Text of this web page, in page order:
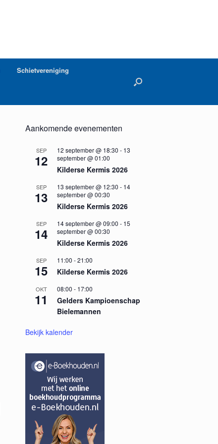
Schietvereniging
Aankomende evenementen
SEP
12
12 september @ 18:30 - 13
september @ 01:00
Kilderse Kermis 2026
SEP
13
13 september @ 12:30 - 14
september @ 00:30
Kilderse Kermis 2026
SEP
14
14 september @ 09:00 - 15
september @ 00:30
Kilderse Kermis 2026
SEP
15
11:00 -21:00
Kilderse Kermis 2026
OKT
11
08:00 - 17:00
Gelders Kampioenschap
Bielemannen
Bekijk kalender